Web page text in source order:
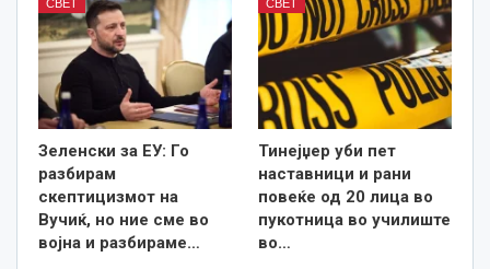
СВЕТ
Зеленски за ЕУ: Го
разбирам
скептицизмот на
Вучиќ, но ние сме во
војна и разбираме…
СВЕТ
Тинејџер уби пет
наставници и рани
повеќе од 20 лица во
пукотница во училиште
во…